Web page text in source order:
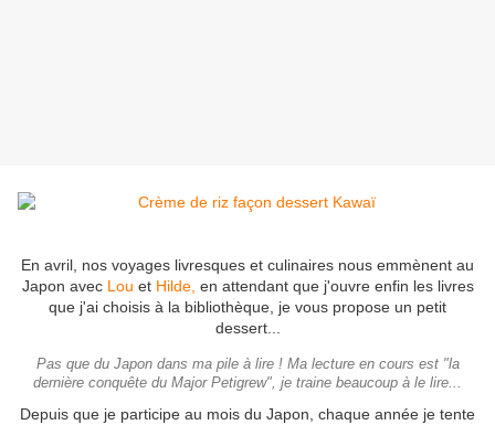
En avril, nos voyages livresques et culinaires nous emmènent au
Japon avec Lou et Hilde, en attendant que j'ouvre enfin les livres
que j'ai choisis à la bibliothèque, je vous propose un petit
dessert...
Pas que du Japon dans ma pile à lire ! Ma lecture en cours est "la
dernière conquête du Major Petigrew", je traine beaucoup à le lire...
Depuis que je participe au mois du Japon, chaque année je tente